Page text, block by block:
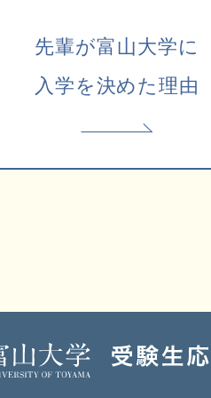
先輩が富山大学に
入学を決めた理由